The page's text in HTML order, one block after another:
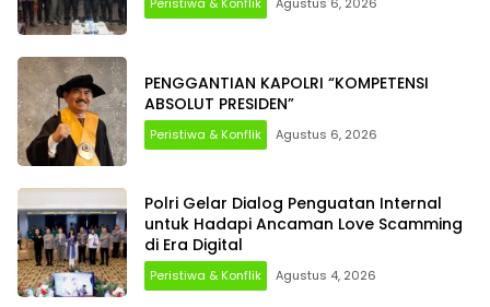
PENGGANTIAN KAPOLRI “KOMPETENSI
ABSOLUT PRESIDEN”
Peristiwa & Konflik Agustus 6, 2026
Polri Gelar Dialog Penguatan Internal
untuk Hadapi Ancaman Love Scamming
di Era Digital
Peristiwa & Konflik Agustus 4, 2026